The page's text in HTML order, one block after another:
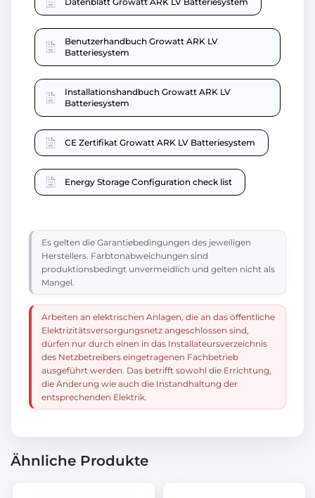
Benutzerhandbuch Growatt ARK LV
Batteriesystem
Installationshandbuch Growatt ARK LV
Batteriesystem
CE Zertifikat Growatt ARK LV Batteriesystem
Energy Storage Configuration check list
Es gelten die Garantiebedingungen des jeweiligen
Herstellers. Farbtonabweichungen sind
produktionsbedingt unvermeidlich und gelten nicht als
Mangel.
Arbeiten an elektrischen Anlagen, die an das öffentliche
Elektrizitätsversorgungsnetz angeschlossen sind,
dürfen nur durch einen in das Installateursverzeichnis
des Netzbetreibers eingetragenen Fachbetrieb
ausgeführt werden. Das betrifft sowohl die Errichtung,
die Änderung wie auch die Instandhaltung der
entsprechenden Elektrik.
Ähnliche Produkte